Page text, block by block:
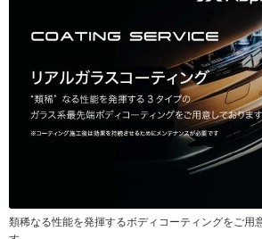
類稀なる性能を発揮するボディコーティングをご用